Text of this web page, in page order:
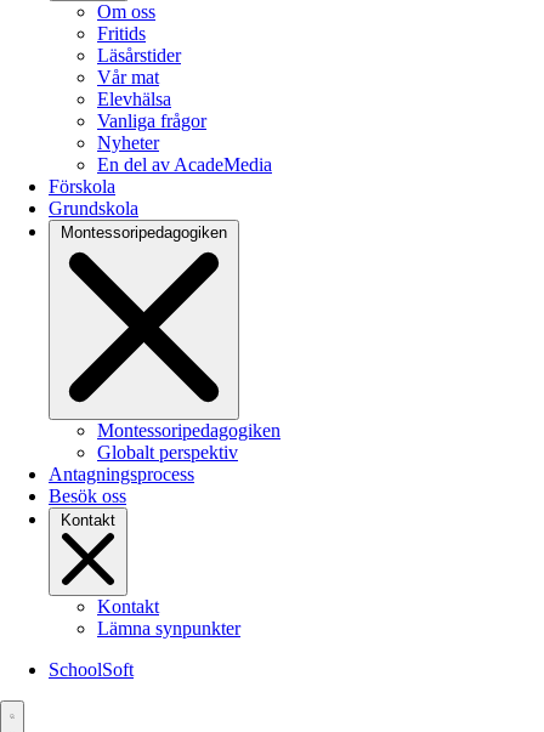
Om oss
Fritids
Läsårstider
Vår mat
Elevhälsa
Vanliga frågor
Nyheter
En del av AcadeMedia
Förskola
Grundskola
Montessoripedagogiken
Montessoripedagogiken
Globalt perspektiv
Antagningsprocess
Besök oss
Kontakt
Kontakt
Lämna synpunkter
SchoolSoft